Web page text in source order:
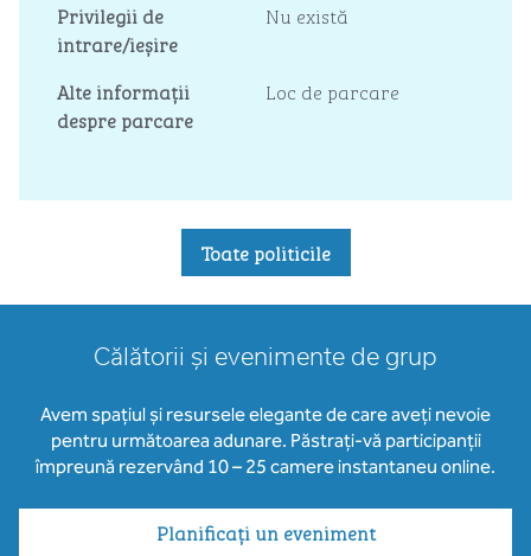
Privilegii de
intrare/ieșire
Nu există
Alte informații
despre parcare
Loc de parcare
Toate politicile
Călătorii și evenimente de grup
Avem spațiul și resursele elegante de care aveți nevoie
pentru următoarea adunare. Păstrați-vă participanții
împreună rezervând 10 – 25 camere instantaneu online.
Planificați un eveniment